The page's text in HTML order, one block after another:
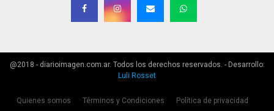
@2018 - diarioimagen.com.ar. Todos los derechos reservados. - Desarrollo:
Luli Rosset
Quienes somos Términos y Condiciones Política de privacidad